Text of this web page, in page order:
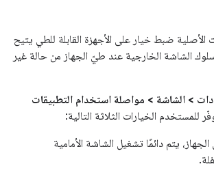
ضبط خيار على الأجهزة القابلة للطي يتيح
الشاشة الخارجية عند طيّ الجهاز من حالة غير
> الشاشة > مواصلة استخدام التطبيقات
للمستخدم الخيارات الثلاثة التالية:
يتم دائمًا تشغيل الشاشة الأمامية